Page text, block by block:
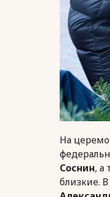
На
Соснин, а
близкие.